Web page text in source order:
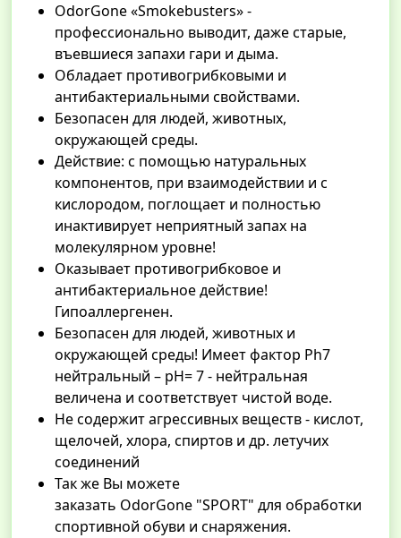
OdorGone «Smokebusters» -
профессионально выводит, даже старые,
въевшиеся запахи гари и дыма.
Обладает противогрибковыми и
антибактериальными свойствами.
Безопасен для людей, животных,
окружающей среды.
Действие: с помощью натуральных
компонентов, при взаимодействии и с
кислородом, поглощает и полностью
инактивирует неприятный запах на
молекулярном уровне!
Оказывает противогрибковое и
антибактериальное действие!
Гипоаллергенен.
Безопасен для людей, животных и
окружающей среды! Имеет фактор Ph7
нейтральный – pH= 7 - нейтральная
величена и соответствует чистой воде.
Не содержит агрессивных веществ - кислот,
щелочей, хлора, спиртов и др. летучих
соединений
Так же Вы можете
заказать OdorGone "SPORT" для обработки
спортивной обуви и снаряжения.